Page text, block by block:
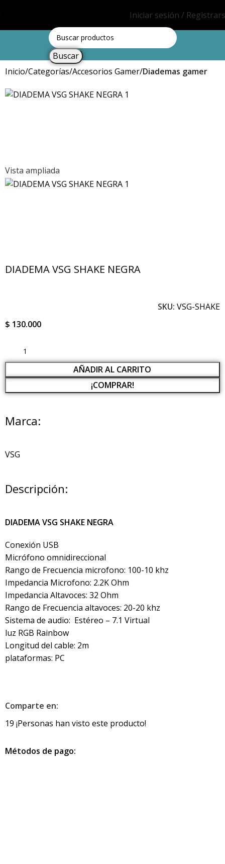
Iniciar sesión /
Buscar
Inicio Categorías Accesorios Gamer Diademas gamer
Vista ampliada
DIADEMA VSG SHAKE NEGRA
SKU: VSG-SHAKE
$ 130.000
AÑADIR AL CARRITO
¡COMPRAR!
Marca:
VSG
Descripción:
DIADEMA VSG SHAKE NEGRA
Conexión USB
Micrófono omnidireccional
Rango de Frecuencia microfono: 100-10 khz
Impedancia Microfono: 2.2K Ohm
Impedancia Altavoces: 32 Ohm
Rango de Frecuencia altavoces: 20-20 khz
Sistema de audio: Estéreo – 7.1 Virtual
luz RGB Rainbow
Longitud del cable: 2m
plataformas: PC
Comparte en:
19 ¡Personas han visto este producto!
Métodos de pago: